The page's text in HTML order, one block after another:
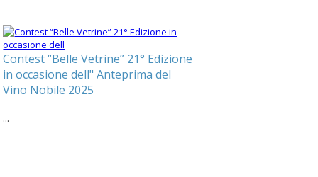
Contest “Belle Vetrine” 21° Edizione
in occasione dell" Anteprima del
Vino Nobile 2025
...